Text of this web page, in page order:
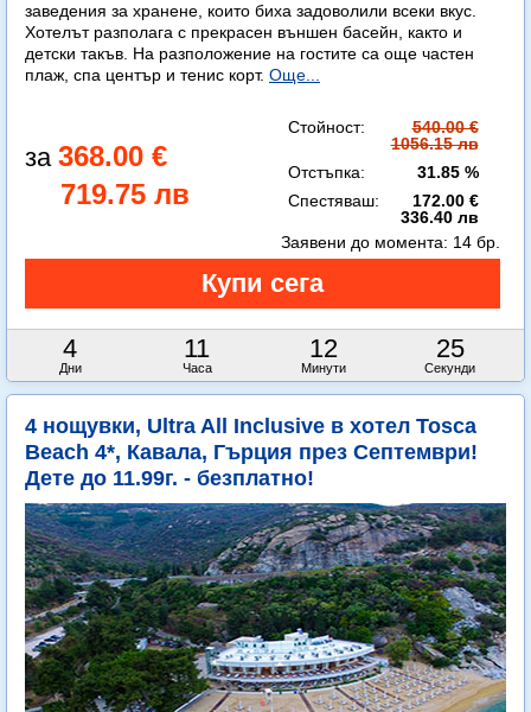
заведения за хранене, които биха задоволили всеки вкус.
Хотелът разполага с прекрасен външен басейн, както и
детски такъв. На разположение на гостите са още частен
плаж, спа център и тенис корт. Още...
368.00 €
719.75 лв
Стойност:
540.00 €
1056.15 лв
Отстъпка:
31.85 %
Спестяваш:
172.00 €
336.40 лв
4
Дни
11
Часа
12
Минути
23
Секунди
Заявени до момента: 14 бр.
4 нощувки, Ultra All Inclusive в хотел Tosca
Beach 4*, Кавала, Гърция през Септември!
Дете до 11.99г. - безплатно!